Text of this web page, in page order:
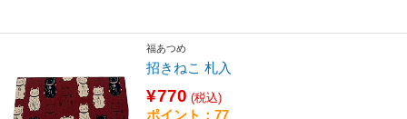
福あつめ
招きねこ 札入
¥770 (税込)
ポイント：77